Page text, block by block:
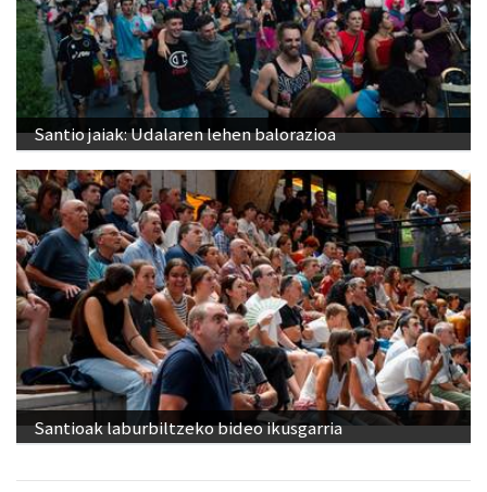
Santio jaiak: Udalaren lehen balorazioa
Santioak laburbiltzeko bideo ikusgarria